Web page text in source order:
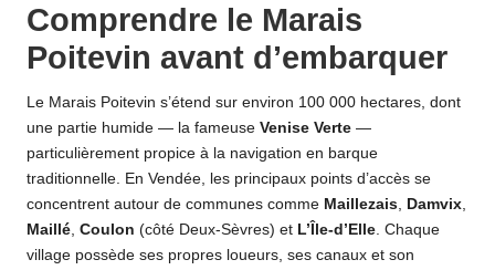
Comprendre le Marais
Poitevin avant d’embarquer
Le Marais Poitevin s’étend sur environ 100 000 hectares, dont
une partie humide — la fameuse Venise Verte —
particulièrement propice à la navigation en barque
traditionnelle. En Vendée, les principaux points d’accès se
concentrent autour de communes comme Maillezais Damvix
Maillé Coulon (côté Deux-Sèvres) et L’Île-d’Elle . Chaque
village possède ses propres loueurs, ses canaux et son